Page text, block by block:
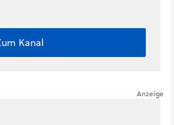
Kanal